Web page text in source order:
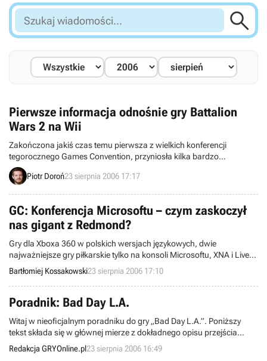
Szukaj
wiadomości...

Pierwsze informacja odnośnie gry Battalion
Wars 2 na Wii
Zakończona jakiś czas temu pierwsza z wielkich konferencji
tegorocznego Games Convention, przyniosła kilka bardzo
interesujących zapowiedzi gier. Mamy tu głównie na myśli dwie
pozycje: Super Mario Strikers: Charged, opisana w poprzedniej
Piotr Doroń23 sierpnia 2006 17:17
GC: Konferencja Microsoftu – czym zaskoczył
nas gigant z Redmond?
Gry dla Xboxa 360 w polskich wersjach językowych, dwie
najważniejsze gry piłkarskie tylko na konsoli Microsoftu, XNA i Live
Anywhere dziecinnie proste w obsłudze – to zaledwie część
zaskakujących informacji, które przyniosła nam druga z
ważniejszych konferencji prasowych odbywających się podczas
trwającej w Lipsku imprezy Games Covention.
Bartłomiej Kossakowski23 sierpnia 2006 17:10
Poradnik: Bad Day L.A.
Witaj w nieoficjalnym poradniku do gry „Bad Day L.A.”. Poniższy
tekst składa się w głównej mierze z dokładnego opisu przejścia
przygotowanej przez producentów kampanii singleplayer. W miarę
możliwości starałem się możliwie najdokładniej opisać wszystkie te
Redakcja GRYOnline.pl23 sierpnia 2006 16:49